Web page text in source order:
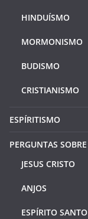
HINDUÍSMO
MORMONISMO
BUDISMO
CRISTIANISMO
ESPÍRITISMO
PERGUNTAS SOBRE
JESUS CRISTO
ANJOS
ESPÍRITO SANTO